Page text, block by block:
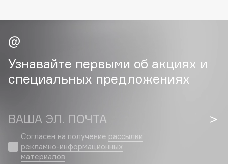
C
Cadence
Carbon Theory
Carolina Herrera
Catrice
Узнавайте первыми об акциях и
специальных предложениях
ВАША ЭЛ. ПОЧТА
Согласен на получение рассылки
рекламно-информационных
материалов